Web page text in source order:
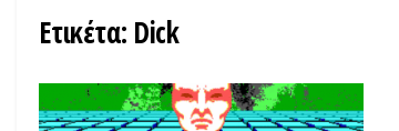
Ετικέτα: Dick